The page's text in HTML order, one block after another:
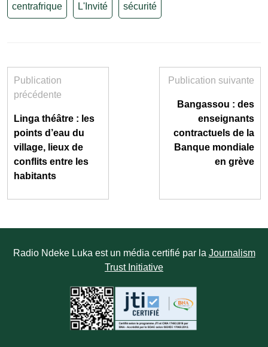
centrafrique L'Invité sécurité
Publication
précédente
Linga théâtre : les
points d’eau du
village, lieux de
conflits entre les
habitants
Publication suivante
Bangassou : des
enseignants
contractuels de la
Banque mondiale
en grève
Radio Ndeke Luka est un média certifié par la Journalism
Trust Initiative